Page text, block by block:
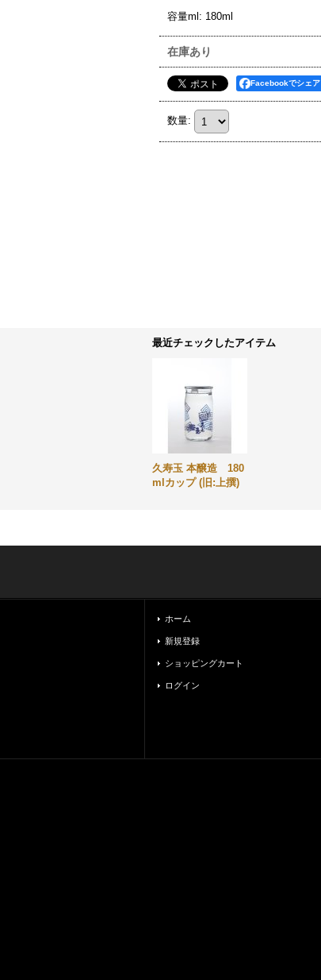
容量ml : 180ml
在庫あり
Facebookでシェア
数量:
最近チェックしたアイテム
久寿玉 本醸造 180
mlカップ (旧:上撰)
ホーム
新規登録
ショッピングカート
ログイン